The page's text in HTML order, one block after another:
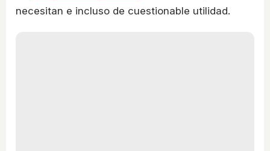
necesitan e incluso de cuestionable utilidad.